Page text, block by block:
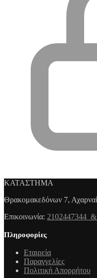
ΚΑΤΑΣΤΗΜΑ
Θρακομακεδόνων 7, Αχαρναί
Επικοινωνία: 2102447344
Πληροφορίες
Εταιρεία
Παραγγελίες
Πολιτική Απορρήτου